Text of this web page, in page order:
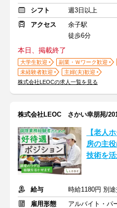
シフト
週3日以上
アクセス
余子駅
徒歩6分
本日、掲載終了
大学生歓迎 副業・Ｗワーク歓迎
未経験者歓迎
主婦(夫)歓迎
株式会社LEOCの求人一覧を見る
株式会社LEOC さかい幸朋苑/
【老人
房の主
技術を
給与
時給1180円 別
雇用形態
アルバイト・パ